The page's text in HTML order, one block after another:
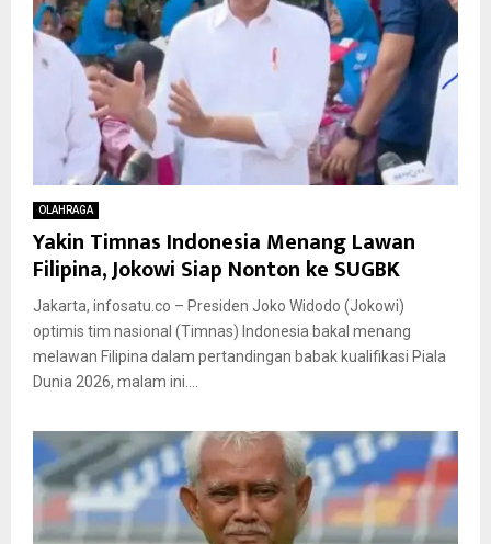
OLAHRAGA
Yakin Timnas Indonesia Menang Lawan
Filipina, Jokowi Siap Nonton ke SUGBK
Jakarta, infosatu.co – Presiden Joko Widodo (Jokowi)
optimis tim nasional (Timnas) Indonesia bakal menang
melawan Filipina dalam pertandingan babak kualifikasi Piala
Dunia 2026, malam ini....